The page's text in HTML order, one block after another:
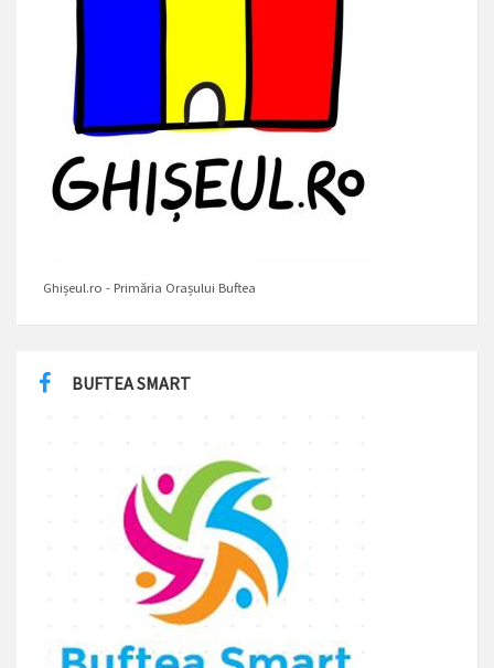
Ghișeul.ro - Primăria Orașului Buftea
BUFTEA SMART